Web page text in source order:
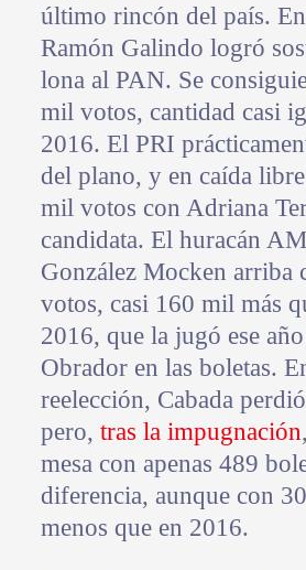
último rincón del país.
Ramón Galindo logró
lona al PAN. Se
mil votos, cantidad casi
2016. El PRI
del plano, y en caída
mil votos con Adriana
candidata. El huracán
González Mocken arriba
votos, casi 160 mil más
2016, que la jugó ese
Obrador en las boletas.
reelección, Cabada
pero, tras la impugnación
mesa con apenas 489
diferencia, aunque con
menos que en 2016.